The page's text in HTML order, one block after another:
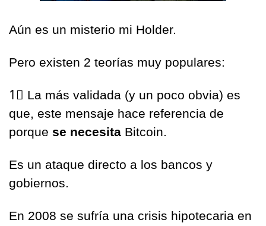
Aún es un misterio mi Holder.
Pero existen 2 teorías muy populares:
1⃣ La más validada (y un poco obvia) es
que, este mensaje hace referencia de
porque se necesita Bitcoin.
Es un ataque directo a los bancos y
gobiernos.
En 2008 se sufría una crisis hipotecaria en